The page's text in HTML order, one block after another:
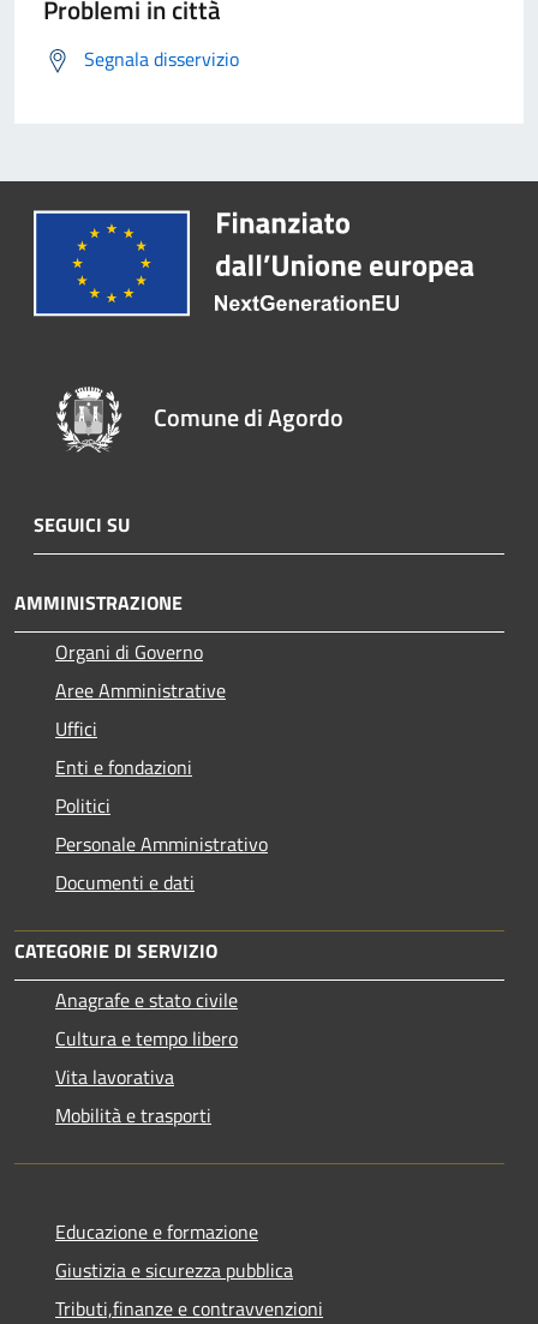
Problemi in città
Segnala disservizio
Comune di Agordo
SEGUICI SU
AMMINISTRAZIONE
Organi di Governo
Aree Amministrative
Uffici
Enti e fondazioni
Politici
Personale Amministrativo
Documenti e dati
CATEGORIE DI SERVIZIO
Anagrafe e stato civile
Cultura e tempo libero
Vita lavorativa
Mobilità e trasporti
Educazione e formazione
Giustizia e sicurezza pubblica
Tributi,finanze e contravvenzioni